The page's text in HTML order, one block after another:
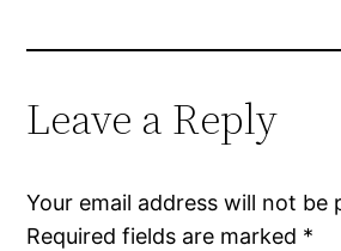
Leave a Reply
Your email address will not be
Required fields are marked *